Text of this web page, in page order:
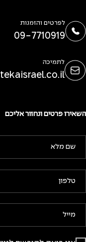
לפרטים והזמנות
09-7710919
לתמיכה
השאירו פרטים ונחזור אליכם